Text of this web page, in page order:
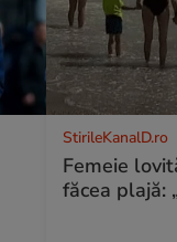
StirileKanalD.ro
Femeie
făcea plajă: